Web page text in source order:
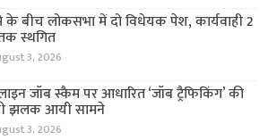
के बीच लोकसभा में दो विधेयक पेश, कार्यवाही 2
स्थगित
3, 2026
जॉब स्कैम पर आधारित ‘जॉब ट्रैफिकिंग’ की
झलक आयी सामने
3, 2026